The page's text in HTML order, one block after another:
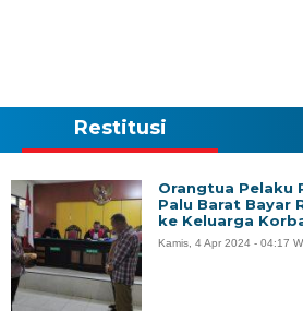
Restitusi
Orangtua Pelaku
Palu Barat Bayar
ke Keluarga
Kamis, 4 Apr 2024 - 04:17